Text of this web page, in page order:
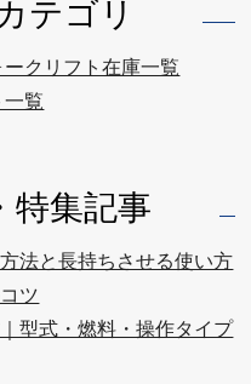
テゴリ
クリフト在庫一覧
一覧
特集記事
法と長持ちさせる使い方
ツ
型式・燃料・操作タイプ